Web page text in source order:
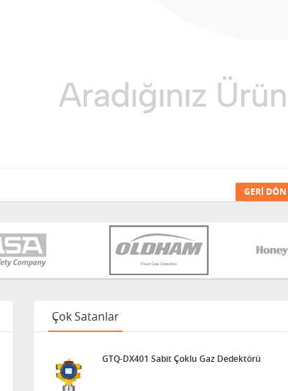
GERI DÖN
Çok Satanlar
GTQ-DX401 Sabit Çoklu Gaz Dedektörü